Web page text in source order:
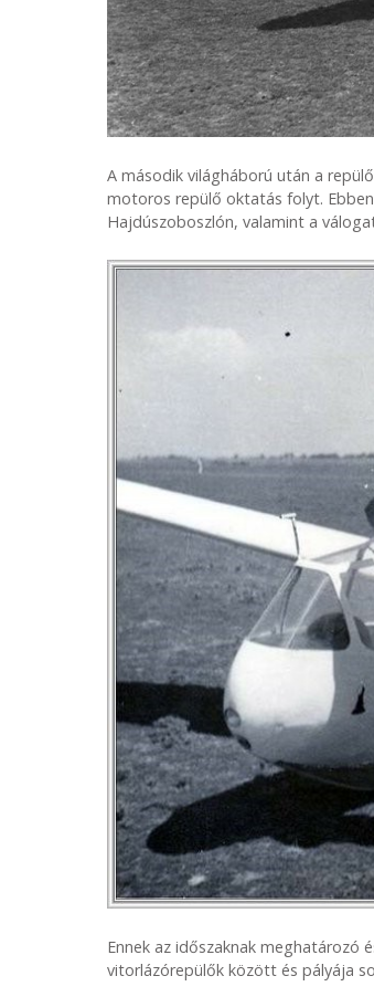
A második világháború után a
motoros repülő oktatás folyt.
Hajdúszoboszlón, valamint a
Ennek az időszaknak meghatározó
vitorlázórepülők között és pályája